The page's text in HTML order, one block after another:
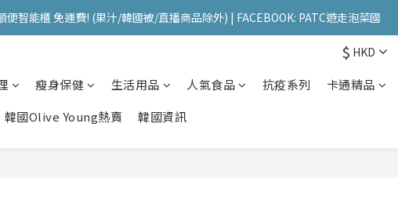
智能櫃 免運費! (果汁/韓國被/直播商品除外) | FACEBOOK: PATC遊走泡菜國
智能櫃 免運費! (果汁/韓國被/直播商品除外) | FACEBOOK: PATC遊走泡菜國
便智能櫃 免運費! (果汁/韓國被/直播商品除外) | FACEBOOK: PATC遊走泡菜國
$ HKD
瘦身保健 生活用品 人氣食品 抗疫系列
卡通精品
韓國Olive Young熱賣 韓國資訊